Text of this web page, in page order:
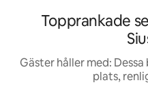
Topprankade
Gäster håller med:
plats,